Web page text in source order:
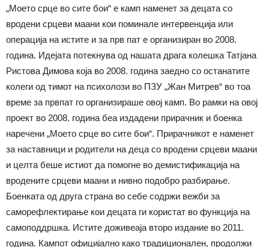
„Моето срце во сите бои“ е камп наменет за децата со
вродени срцеви маани кои поминале интервенција или
операција на истите и за прв пат е организиран во 2008.
година. Идејата потекнува од нашата драга колешка Татјана
Ристова Димова која во 2008. година заедно со останатите
колеги од тимот на психолози во ПЗУ „Жан Митрев“ во тоа
време за првпат го организираше овој камп. Во рамки на овој
проект во 2008. година беа издадени прирачник и боенка
наречени „Моето срце во сите бои“. Прирачникот е наменет
за наставници и родители на деца со вродени срцеви маани
и целта беше истиот да помогне во демистификација на
вродените срцеви маани и нивно подобро разбирање.
Боенката од друга страна во себе содржи вежби за
саморефлектирање кои децата ги користат во функција на
самоподдршка. Истите доживеаја второ издание во 2011.
година. Кампот официјално како традиционален, продолжи